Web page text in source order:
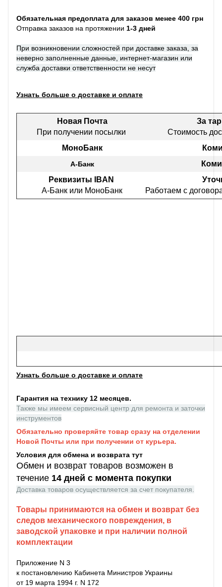
Обязательная предоплата для заказов менее 400 грн
Отправка заказов на протяжении 1-3 дней
При возникновении сложностей при доставке заказа, за
неверно заполненные данные, интернет-магазин или
служба доставки ответственности не несут
Узнать больше о доставке и оплате
Новая Почта
При получении посылки
За
Стоимость
МоноБанк
А-Банк
Реквизиты IBAN
А-Банк или МоноБанк
Работаем с
Узнать больше о доставке и оплате
Гарантия на технику 12 месяцев.
Также мы имеем сервисный центр для ремонта и заточки
инструментов
Обязательно проверяйте товар сразу на отделении
Новой Почты или при получении от курьера.
Условия для обмена и возврата тут
Обмен и возврат товаров возможен в
течение 14 дней с момента покупки
Доставка товаров осуществляется за счет покупателя.
Товары принимаются на обмен и возврат без
следов механического повреждения, в
заводской упаковке и при наличии полной
комплектации
Приложение N 3
к постановлению Кабинета Министров Украины
от 19 марта 1994 г. N 172